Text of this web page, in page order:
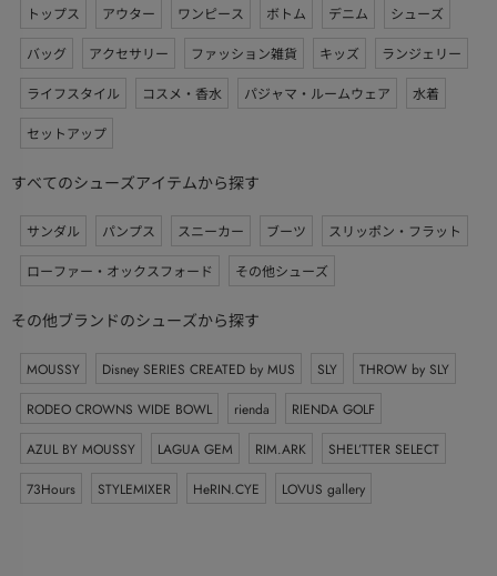
トップス アウター ワンピース ボトム デニム
シューズ
バッグ
アクセサリー ファッション雑貨 キッズ
ランジェリー
ライフスタイル
コスメ・香水 パジャマ・ルームウェア
水着
セットアップ
すべてのシューズアイテムから探す
サンダル パンプス スニーカー ブーツ
スリッポン・フラット
ローファー・オックスフォード
その他シューズ
その他ブランドのシューズから探す
MOUSSY Disney SERIES CREATED by MUS SLY
THROW by SLY
RODEO CROWNS WIDE BOWL
rienda
RIENDA GOLF
AZUL BY MOUSSY
LAGUA GEM RIM.ARK
SHEL’TTER SELECT
73Hours
STYLEMIXER HeRIN.CYE LOVUS gallery